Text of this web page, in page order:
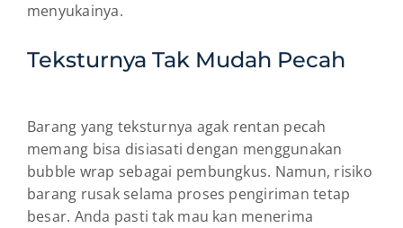
menyukainya.
Teksturnya Tak Mudah Pecah
Barang yang teksturnya agak rentan pecah
memang bisa disiasati dengan menggunakan
bubble wrap sebagai pembungkus. Namun, risiko
barang rusak selama proses pengiriman tetap
besar. Anda pasti tak mau kan menerima